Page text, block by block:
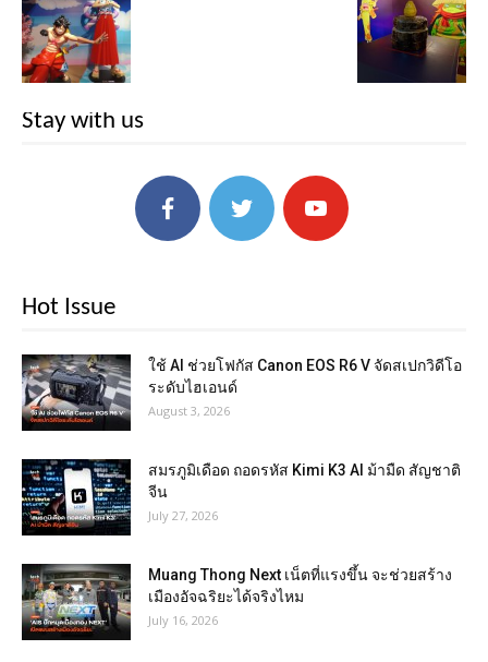
Stay with us
Hot Issue
ใช้ AI ช่วยโฟกัส Canon EOS R6 V จัดสเปกวิดีโอ
ระดับไฮเอนด์
August 3, 2026
สมรภูมิเดือด ถอดรหัส Kimi K3 AI ม้ามืด สัญชาติ
จีน
July 27, 2026
Muang Thong Next เน็ตที่แรงขึ้น จะช่วยสร้าง
เมืองอัจฉริยะได้จริงไหม
July 16, 2026